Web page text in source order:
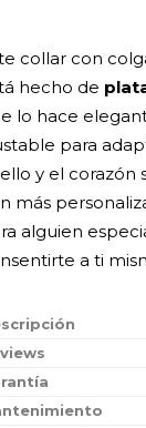
collar con
hecho de
lo hace
para
y el corazón
más
alguien
a ti